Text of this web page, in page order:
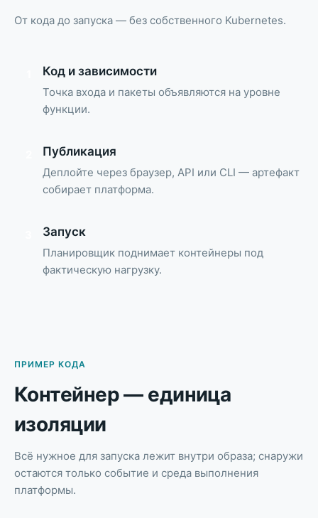
От кода до запуска — без собственного Kubernetes.
Код и зависимости
Точка входа и пакеты объявляются на уровне
функции.
Публикация
Деплойте через браузер, API или CLI — артефакт
собирает платформа.
Запуск
Планировщик поднимает контейнеры под
фактическую нагрузку.
ПРИМЕР КОДА
Контейнер — единица
изоляции
Всё нужное для запуска лежит внутри образа; снаружи
остаются только событие и среда выполнения
платформы.